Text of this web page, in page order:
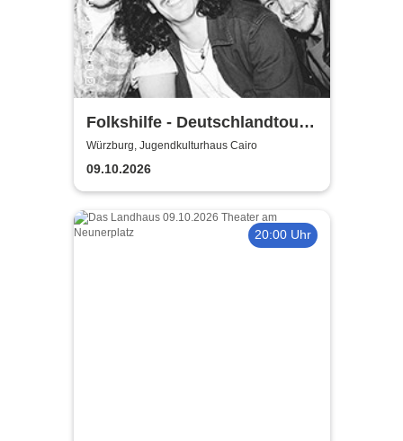
Folkshilfe - Deutschlandtour
2026/2027
Würzburg, Jugendkulturhaus Cairo
09.10.2026
20:00 Uhr